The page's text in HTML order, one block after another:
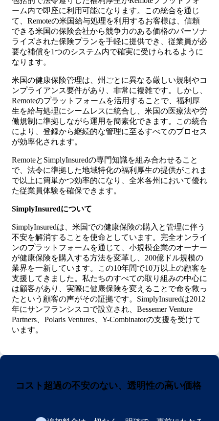
ーム内で即座に利用可能になります。この統合を通じ
て、Remoteの米国給与処理を利用するお客様は、信頼
できる米国の保険会社から競争力のある価格のパーソナ
ライズされた保険プランを手軽に提供でき、従業員が必
要な補償を1つのシステム内で確実に受けられるように
なります。
米国の健康保険管理は、州ごとに異なる厳しい規制やコ
ンプライアンス要件があり、非常に複雑です。しかし、
Remoteのプラットフォームを活用することで、福利厚
生を給与処理にシームレスに統合し、米国の医療法や労
働規制に準拠しながら運用を簡素化できます。この統合
により、登録から継続的な管理に至るすべてのプロセス
が効率化されます。
RemoteとSimplyInsuredの専門知識を組み合わせること
で、法令に準拠した地域特化の福利厚生の提供がこれま
で以上に簡単かつ効率的になり、全米各州において優れ
た従業員体験を確保できます。
SimplyInsuredについて
SimplyInsuredは、米国での健康保険の購入と管理に伴う
不安を解消することを使命としています。完全オンライ
ンのプラットフォームを通じて、小規模企業のオーナー
が健康保険を購入する方法を変革し、200億ドル規模の
業界を一新しています。この10年間で10万以上の顧客を
支援してきました。私たちのすべての取り組みの中心に
は顧客があり、実際に健康保険を変えることで命を救っ
たという顧客の声がその証拠です。SimplyInsuredは2012
年にサンフランシスコで設立され、Bessemer Venture
Partners、Polaris Ventures、Y-Combinatorの支援を受けて
います。
コスト超過の不安のない、透明性の高い価格